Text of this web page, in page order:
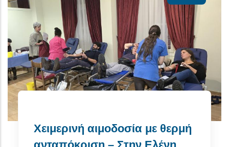
Χειμερινή αιμοδοσία με θερμή